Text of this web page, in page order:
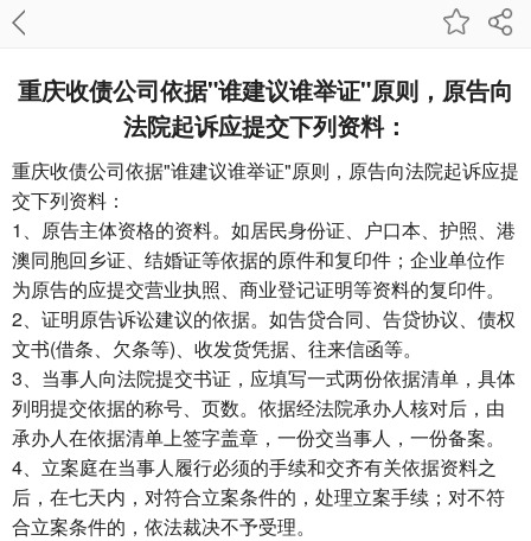
重庆收债公司​依据"谁建议谁举证"原则，原告向
法院起诉应提交下列资料：
重庆收债公司依据"谁建议谁举证"原则，原告向法院起诉应提
交下列资料：
1、原告主体资格的资料。如居民身份证、户口本、护照、港
澳同胞回乡证、结婚证等依据的原件和复印件；企业单位作
为原告的应提交营业执照、商业登记证明等资料的复印件。
2、证明原告诉讼建议的依据。如告贷合同、告贷协议、债权
文书(借条、欠条等)、收发货凭据、往来信函等。
3、当事人向法院提交书证，应填写一式两份依据清单，具体
列明提交依据的称号、页数。依据经法院承办人核对后，由
承办人在依据清单上签字盖章，一份交当事人，一份备案。
4、立案庭在当事人履行必须的手续和交齐有关依据资料之
后，在七天内，对符合立案条件的，处理立案手续；对不符
合立案条件的，依法裁决不予受理。